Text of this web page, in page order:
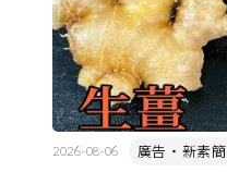
廣告・新素簡
2026-08-06